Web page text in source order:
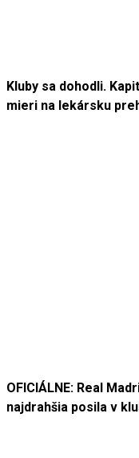
Kluby sa dohodli.
mieri na lekársku
OFICIÁLNE: Real
najdrahšia posila v